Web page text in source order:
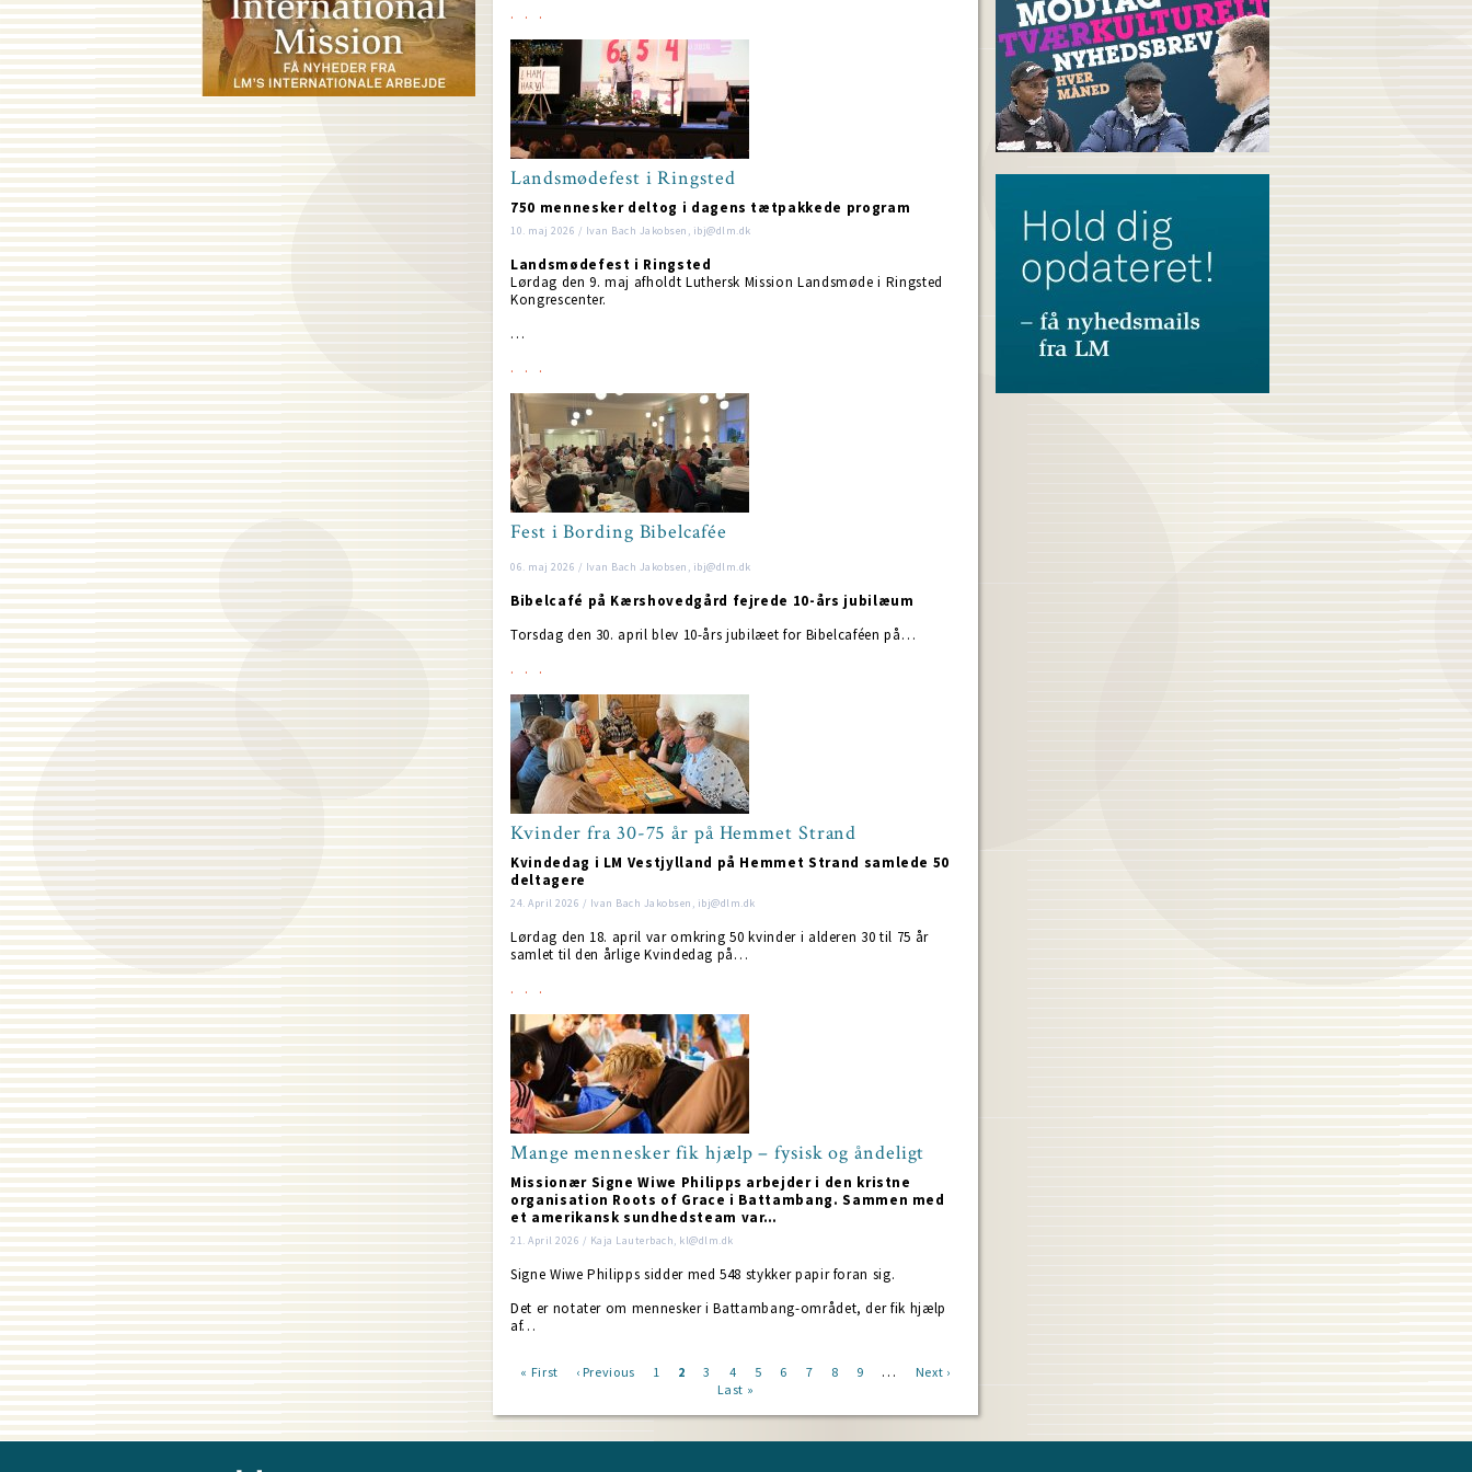
Landsmødefest i Ringsted
750 mennesker deltog i dagens tætpakkede program
10. maj 2026 / Ivan Bach Jakobsen, ibj@dlm.dk
Landsmødefest i Ringsted
Lørdag den 9. maj afholdt Luthersk Mission Landsmøde i Ringsted
Kongrescenter.
…
Fest i Bording Bibelcafée
06. maj 2026 / Ivan Bach Jakobsen, ibj@dlm.dk
Bibelcafé på Kærshovedgård fejrede 10-års jubilæum
Torsdag den 30. april blev 10-års jubilæet for Bibelcaféen på…
Kvinder fra 30-75 år på Hemmet Strand
Kvindedag i LM Vestjylland på Hemmet Strand samlede 50
deltagere
24. April 2026 / Ivan Bach Jakobsen, ibj@dlm.dk
Lørdag den 18. april var omkring 50 kvinder i alderen 30 til 75 år
samlet til den årlige Kvindedag på…
Mange mennesker fik hjælp – fysisk og åndeligt
Missionær Signe Wiwe Philipps arbejder i den kristne
organisation Roots of Grace i Battambang. Sammen med
et amerikansk sundhedsteam var…
21. April 2026 / Kaja Lauterbach, kl@dlm.dk
Signe Wiwe Philipps sidder med 548 stykker papir foran sig.
Det er notater om mennesker i Battambang-området, der fik hjælp
af…
First
« First
Previous
‹ Previous Page
1
Current
2 Page
3 Page
4 Page
5 Page
6 Page
7 Page
8 Page
9 …
Next
Next ›
Last
Last »